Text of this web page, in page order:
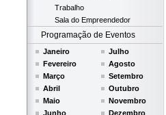
Trabalho
Sala do Empreendedor
Programação de Eventos
Janeiro
Fevereiro
Março
Abril
Maio
Junho
Julho
Agosto
Setembro
Outubro
Novembro
Dezembro